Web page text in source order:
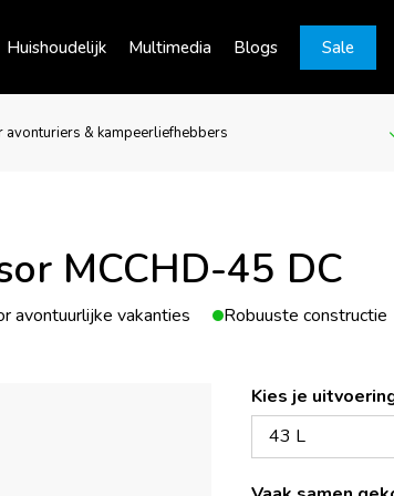
Huishoudelijk Multimedia Blogs Sale
& kampeerliefhebbers
MCCHD-45 DC
avontuurlijke vakanties Robuuste constructie
Kies je
43 L